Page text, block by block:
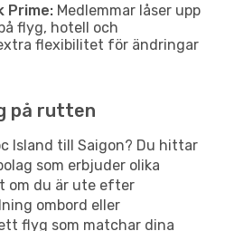
Prime: Medlemmar låser upp
flyg, hotell och
flexibilitet för ändringar
på rutten
Island till Saigon? Du hittar
som erbjuder olika
om du är ute efter
ombord eller
flyg som matchar dina